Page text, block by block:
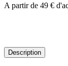
A partir de 49 €
Description